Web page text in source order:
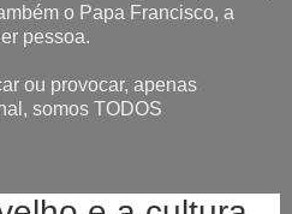
o Papa Francisco, a
pessoa.
ou provocar, apenas
somos TODOS